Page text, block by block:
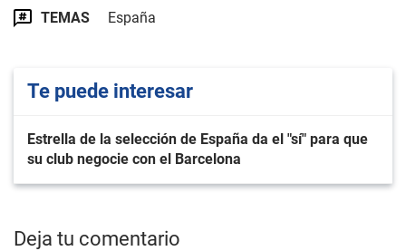
TEMAS España
Te puede interesar
Estrella de la selección de España da el "sí" para que
su club negocie con el Barcelona
Deja tu comentario